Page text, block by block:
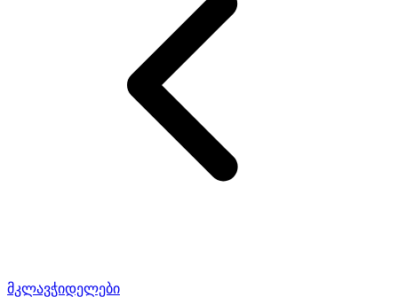
მკლავჭიდელები